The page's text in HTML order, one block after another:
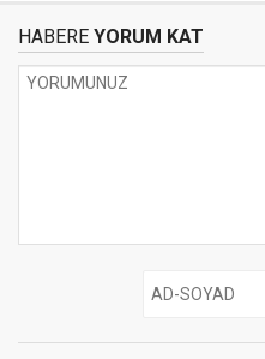
HABERE YORUM KAT